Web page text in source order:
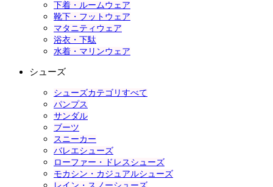
下着・ルームウェア
靴下・フットウェア
マタニティウェア
浴衣・下駄
水着・マリンウェア
シューズ
シューズカテゴリすべて
パンプス
サンダル
ブーツ
スニーカー
バレエシューズ
ローファー・ドレスシューズ
モカシン・カジュアルシューズ